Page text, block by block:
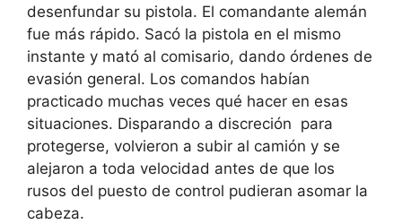
desenfundar su pistola. El comandante alemán
fue más rápido. Sacó la pistola en el mismo
instante y mató al comisario, dando órdenes de
evasión general. Los comandos habían
practicado muchas veces qué hacer en esas
situaciones. Disparando a discreción para
protegerse, volvieron a subir al camión y se
alejaron a toda velocidad antes de que los
rusos del puesto de control pudieran asomar la
cabeza.